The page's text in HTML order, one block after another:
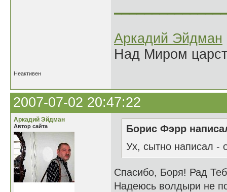
Аркадий Эйдман
Над Миром
Неактивен
2007-07-02 20:47:22
Аркадий Эйдман
Автор сайта
Борис Фэрр
Ух, сытно написал -
Спасибо, Боря! Рад
Надеюсь волдыри не